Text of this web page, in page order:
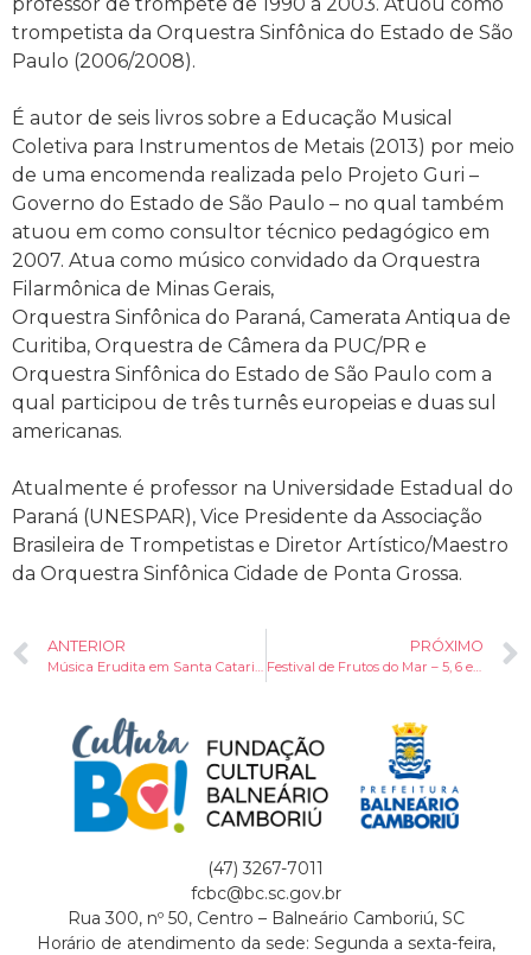
trompetista da Orquestra Sinfônica do Estado de São
Paulo (2006/2008).
É autor de seis livros sobre a Educação Musical
Coletiva para Instrumentos de Metais (2013) por meio
de uma encomenda realizada pelo Projeto Guri –
Governo do Estado de São Paulo – no qual também
atuou em como consultor técnico pedagógico em
2007. Atua como músico convidado da Orquestra
Filarmônica de Minas Gerais,
Orquestra Sinfônica do Paraná, Camerata Antiqua de
Curitiba, Orquestra de Câmera da PUC/PR e
Orquestra Sinfônica do Estado de São Paulo com a
qual participou de três turnês europeias e duas sul
americanas.
Atualmente é professor na Universidade Estadual do
Paraná (UNESPAR), Vice Presidente da Associação
Brasileira de Trompetistas e Diretor Artístico/Maestro
da Orquestra Sinfônica Cidade de Ponta Grossa.
ANTERIOR
Música Erudita em Santa Catarina – Orquestra de Cordas da Ilha
PRÓXIMO
Festival de Frutos do Mar – 5, 6 e 7 de dezembro na Barra
(47) 3267-7011
fcbc@bc.sc.gov.br
Rua 300, nº 50, Centro – Balneário Camboriú, SC
Horário de atendimento da sede: Segunda a sexta-feira,